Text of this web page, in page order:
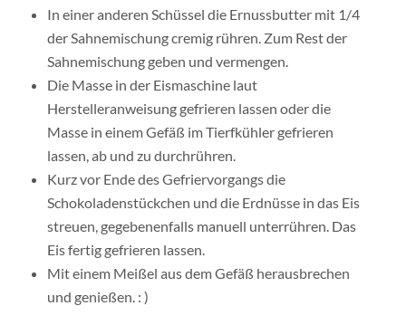
In einer anderen Schüssel die Ernussbutter mit 1/4
der Sahnemischung cremig rühren. Zum Rest der
Sahnemischung geben und vermengen.
Die Masse in der Eismaschine laut
Herstelleranweisung gefrieren lassen oder die
Masse in einem Gefäß im Tierfkühler gefrieren
lassen, ab und zu durchrühren.
Kurz vor Ende des Gefriervorgangs die
Schokoladenstückchen und die Erdnüsse in das Eis
streuen, gegebenenfalls manuell unterrühren. Das
Eis fertig gefrieren lassen.
Mit einem Meißel aus dem Gefäß herausbrechen
und genießen. : )